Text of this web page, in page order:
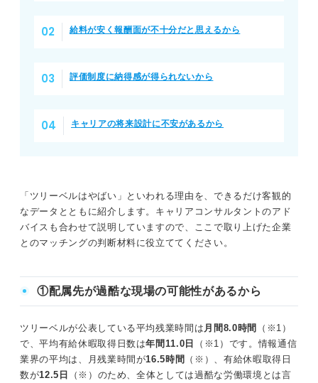
給料が安く報酬面が不十分だと思えるから
評価制度に納得感が得られないから
キャリアの将来設計に不安があるから
「ツリーベルはやばい」といわれる理由を、できるだけ客観的
なデータとともに紹介します。キャリアコンサルタントのアド
バイスも合わせて説明していますので、ここで取り上げた企業
とのマッチングの判断材料に役立ててください。
①配属先が過酷な現場の可能性があるから
ツリーベルが公表している平均残業時間は 月間8.0時間
（※1）
で、平均有給休暇取得日数は年間11.0日
（※1）です。情報通信
業界の平均は、月残業時間が16.5時間
（※）、有給休暇取得日
数が12.5日
（※）のため、全体としては過酷な労働環境とは言